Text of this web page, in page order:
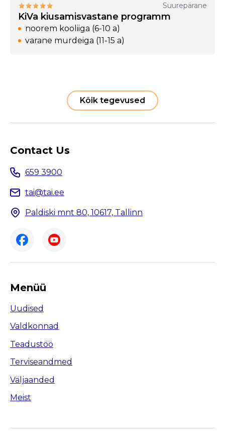
Suurepärane
KiVa kiusamisvastane programm
noorem kooliiga (6-10 a)
varane murdeiga (11-15 a)
Kõik tegevused
Contact Us
659 3900
tai@tai.ee
Paldiski mnt 80, 10617, Tallinn
Menüü
Uudised
Valdkonnad
Teadustöö
Terviseandmed
Väljaanded
Meist